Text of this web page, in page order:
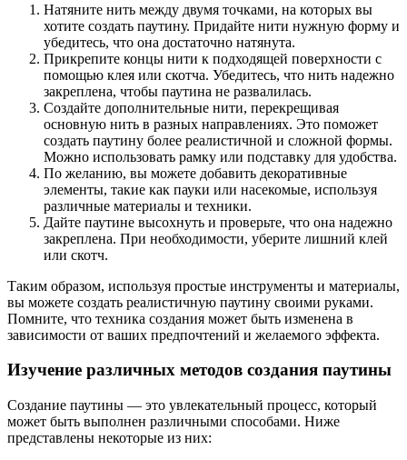
Натяните нить между двумя точками, на которых вы
хотите создать паутину. Придайте нити нужную форму и
убедитесь, что она достаточно натянута.
Прикрепите концы нити к подходящей поверхности с
помощью клея или скотча. Убедитесь, что нить надежно
закреплена, чтобы паутина не развалилась.
Создайте дополнительные нити, перекрещивая
основную нить в разных направлениях. Это поможет
создать паутину более реалистичной и сложной формы.
Можно использовать рамку или подставку для удобства.
По желанию, вы можете добавить декоративные
элементы, такие как пауки или насекомые, используя
различные материалы и техники.
Дайте паутине высохнуть и проверьте, что она надежно
закреплена. При необходимости, уберите лишний клей
или скотч.
Таким образом, используя простые инструменты и материалы,
вы можете создать реалистичную паутину своими руками.
Помните, что техника создания может быть изменена в
зависимости от ваших предпочтений и желаемого эффекта.
Изучение различных методов создания паутины
Создание паутины — это увлекательный процесс, который
может быть выполнен различными способами. Ниже
представлены некоторые из них: